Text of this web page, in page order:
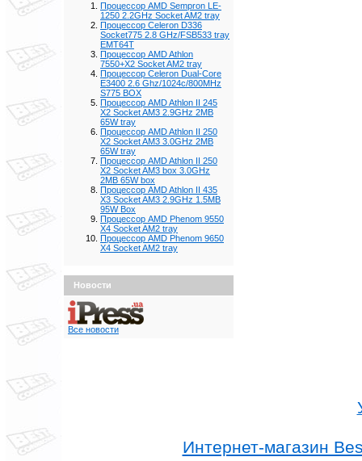
Процессор AMD Sempron LE-
1250 2.2GHz Socket AM2 tray
Процессор Celeron D336
Socket775 2.8 GHz/FSB533 tray
EMT64T
Процессор AMD Athlon
7550+X2 Socket AM2 tray
Процессор Celeron Dual-Core
E3400 2.6 Ghz/1024с/800MHz
S775 BOX
Процессор AMD Athlon II 245
X2 Socket AM3 2.9GHz 2MB
65W tray
Процессор AMD Athlon II 250
X2 Socket AM3 3.0GHz 2MB
65W tray
Процессор AMD Athlon II 250
X2 Socket AM3 box 3.0GHz
2MB 65W box
Процессор AMD Athlon II 435
X3 Socket AM3 2.9GHz 1.5MB
95W Box
Процессор AMD Phenom 9550
X4 Socket AM2 tray
Процессор AMD Phenom 9650
X4 Socket AM2 tray
Новости
Все новости
Интернет-магазин